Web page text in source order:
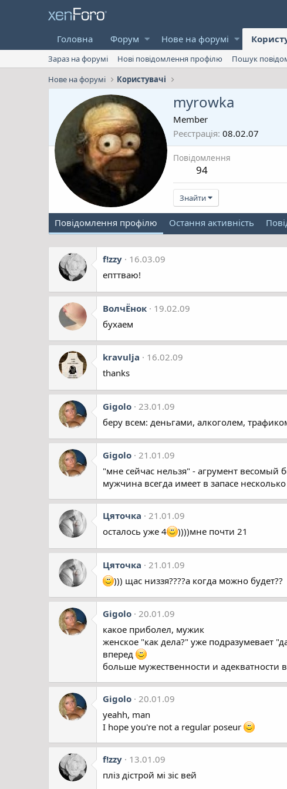
Головна Форум Нове на форумі
Зараз на форумі Нові повідомлення профілю
Пошук
Нове на форумі
Користувачі
myrowka
Member
Реєстрація 08.02.07
Повідомлення
94
Знайти
Повідомлення профілю Остання активність
f!zzy
16.03.09
епттваю!
ВолчЁнок
19.02.09
бухаем
kravulja
16.02.09
thanks
Gigolo
23.01.09
беру всем: деньгами, алкоголем,
Gigolo 21.01.09
"мне сейчас нельзя" - агрумент весомый
мужчина всегда имеет в запасе
Цяточка
21.01.09
осталось уже 4
))))мне почти 21
Цяточка
21.01.09
))) щас низзя????а когда можно будет??
Gigolo 20.01.09
какое приболел, мужик
женское "как дела?" уже подразумевает
вперед
больше мужественности и адекватности
Gigolo 20.01.09
yeahh, man
I hope you're not a regular poseur
f!zzy
13.01.09
пліз дістрой мі зіс вей